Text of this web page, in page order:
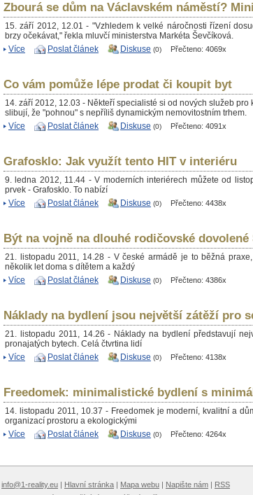
Zbourá se dům na Václavském náměstí?
15. září 2012, 12.01 - "Vzhledem k velké náročnosti řízení
brzy očekávat," řekla mluvčí ministerstva Markéta Ševčíková.
Více
Poslat článek Diskuse (0) Přečteno: 4069x
Co vám pomůže lépe prodat či koupit byt
14. září 2012, 12.03 - Někteří specialisté si od nových služeb
slibují, že "pohnou" s nepříliš dynamickým nemovitostním trhem.
Více
Poslat článek Diskuse (0) Přečteno: 4091x
Grafosklo: Jak využít tento HIT v interiéru
9. ledna 2012, 11.44 - V moderních interiérech můžete od
prvek - Grafosklo. To nabízí
Více
Poslat článek Diskuse (0) Přečteno: 4438x
Být na vojně na dlouhé rodičovské dovolené
21. listopadu 2011, 14.28 - V české armádě je to běžná
několik let doma s dítětem a každý
Více
Poslat článek Diskuse (0) Přečteno: 4386x
Náklady na bydlení jsou největší zátěží pro
21. listopadu 2011, 14.26 - Náklady na bydlení představují
pronajatých bytech. Celá čtvrtina lidí
Více
Poslat článek Diskuse (0) Přečteno: 4138x
Freedomek: minimalistické bydlení s
14. listopadu 2011, 10.37 - Freedomek je moderní, kvalitní a
organizací prostoru a ekologickými
Více
Poslat článek Diskuse (0) Přečteno: 4264x
info@1-reality.eu | Hlavní stránka | Mapa webu | Napište nám | RSS